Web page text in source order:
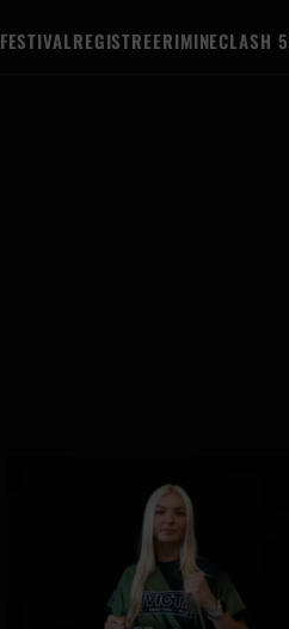
FESTIVALREGISTREERIMINECLASH 5